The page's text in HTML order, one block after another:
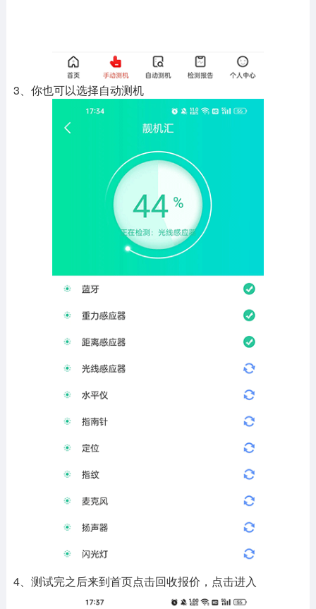
3、你也可以选择自动测机
4、测试完之后来到首页点击回收报价，点击进入